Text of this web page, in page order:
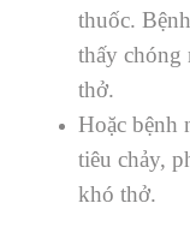
thuốc.
thấy chóng
thở.
Hoặc bệnh
tiêu chảy,
khó thở.